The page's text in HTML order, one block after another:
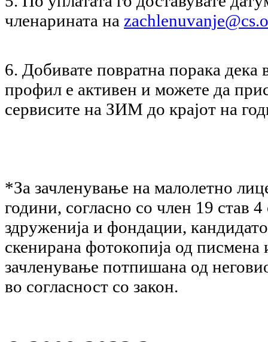
членарината на
6. Добивате повратна порака
профил е активен и можете да
сервисите на ЗИМ до крајот на
*За зачленување на малолетно
години, согласно со член 19 став 4
здруженија и фондации,
скенирана фотокопија од писмена
зачленување потпишана од
во согласност со закон.